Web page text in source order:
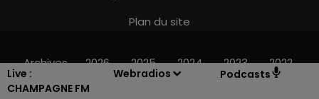
Live :
CHAMPAGNE FM
Webradios Podcasts
Plan du site
Archives 2026 2025 2024 2023 2022